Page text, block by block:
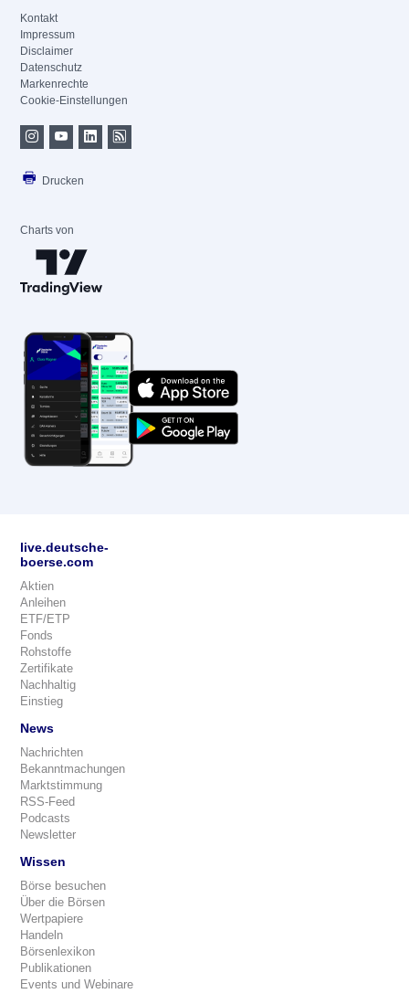
Kontakt
Impressum
Disclaimer
Datenschutz
Markenrechte
Cookie-Einstellungen
Drucken
Charts von
live.deutsche-
boerse.com
Aktien
Anleihen
ETF/ETP
Fonds
Rohstoffe
Zertifikate
Nachhaltig
Einstieg
News
Nachrichten
Bekanntmachungen
Marktstimmung
RSS-Feed
Podcasts
Newsletter
Wissen
Börse besuchen
Über die Börsen
Wertpapiere
Handeln
Börsenlexikon
Publikationen
Events und Webinare